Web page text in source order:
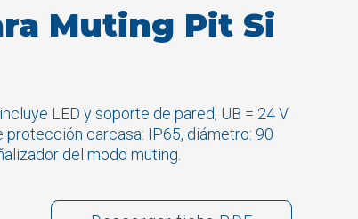
Muting Pit Si
LED y soporte de pared, UB = 24 V
protección carcasa: IP65, diámetro: 90
del modo muting.